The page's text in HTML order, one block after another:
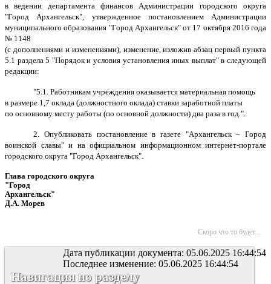
в ведении департамента финансов Администрации городского округа
"Город Архангельск", утвержденное постановлением Администрации
муниципального образования "Город Архангельск" от 17 октября 2016 года
№ 1148
(с дополнениями и изменениями), изменение, изложив абзац первый пункта
5.1 раздела 5 "Порядок и условия установления иных выплат" в следующей
редакции:
"5.1. Работникам учреждения оказывается материальная помощь
в размере 1,7 оклада (должностного оклада) ставки заработной платы
по основному месту работы (по основной должности) два раза в год.".
2. Опубликовать постановление в газете "Архангельск – Город
воинской славы" и на официальном информационном интернет-портале
городского округа "Город Архангельск".
Глава городского округа
"Город
Архангельск"
Д.А. Морев
Скоро что то будет...
Дата публикации документа: 05.06.2025 16:44:54
Последнее изменение: 05.06.2025 16:44:54
Навигация по разделу